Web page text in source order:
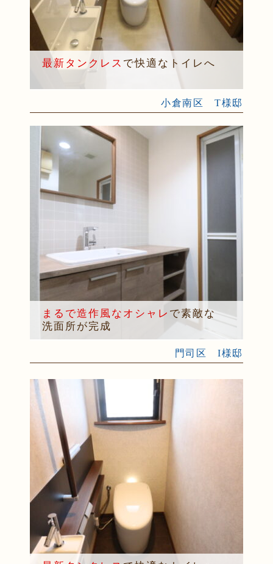
最新タンクレス で快適なトイレへ
小倉南区 T様邸
まるで造作風なオシャレ で素敵な
洗面所が完成
門司区 I様邸